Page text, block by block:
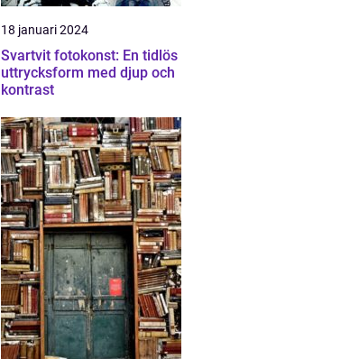
18 januari 2024
Svartvit fotokonst: En tidlös
uttrycksform med djup och
kontrast